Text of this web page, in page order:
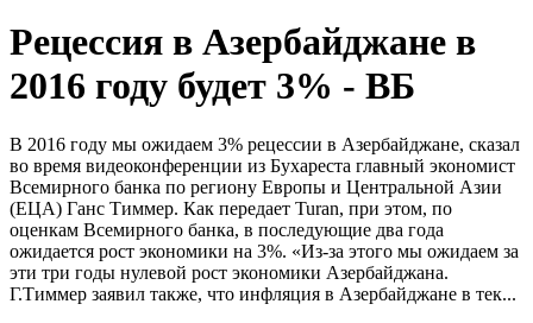
Рецессия в Азербайджане в
2016 году будет 3% - ВБ
В 2016 году мы ожидаем 3% рецессии в Азербайджане, сказал
во время видеоконференции из Бухареста главный экономист
Всемирного банка по региону Европы и Центральной Азии
(ЕЦА) Ганс Тиммер. Как передает Turan, при этом, по
оценкам Всемирного банка, в последующие два года
ожидается рост экономики на 3%. «Из-за этого мы ожидаем за
эти три годы нулевой рост экономики Азербайджана.
Г.Тиммер заявил также, что инфляция в Азербайджане в тек...